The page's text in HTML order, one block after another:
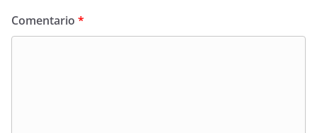
Comentario *